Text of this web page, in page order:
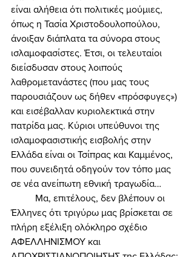
είναι αλήθεια ότι πολιτικές μούμιες,
όπως η Τασία Χριστοδουλοπούλου,
άνοιξαν διάπλατα τα σύνορα στους
ισλαμοφασίστες. Έτσι, οι τελευταίοι
διείσδυσαν στους λοιπούς
λαθρομετανάστες (που μας τους
παρουσιάζουν ως δήθεν «πρόσφυγες»)
και εισέβαλλαν κυριολεκτικά στην
πατρίδα μας. Κύριοι υπεύθυνοι της
ισλαμοφασιστικής εισβολής στην
Ελλάδα είναι οι Τσίπρας και Καμμένος,
που συνειδητά οδηγούν τον τόπο μας
σε νέα ανείπωτη εθνική τραγωδία…
Έλληνες ότι τριγύρω μας βρίσκεται σε
πλήρη εξέλιξη ολόκληρο σχέδιο
ΑΦΕΛΛΗΝΙΣΜΟΥ και